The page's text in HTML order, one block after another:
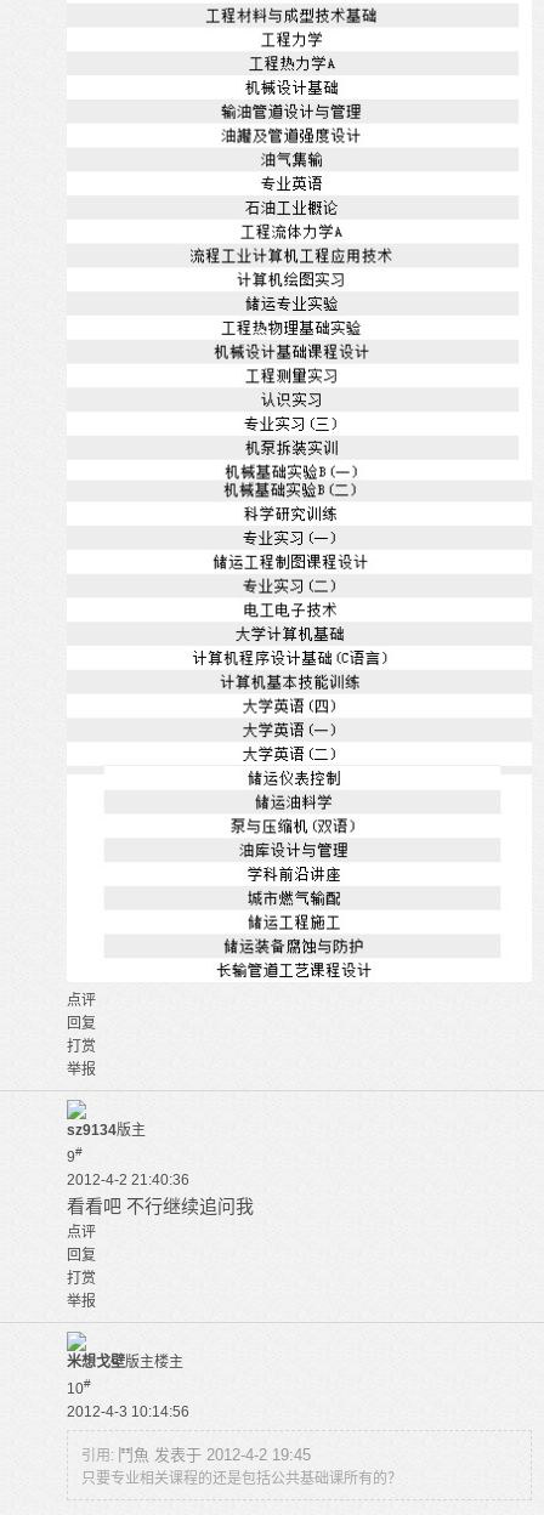
点评
回复
打赏
举报
sz9134版主
9#
2012-4-2 21:40:36
看看吧 不行继续追问我
点评
回复
打赏
举报
米想戈壁版主楼主
10#
2012-4-3 10:14:56
引用: 鬥魚 发表于 2012-4-2 19:45
只要专业相关课程的还是包括公共基础课所有的？